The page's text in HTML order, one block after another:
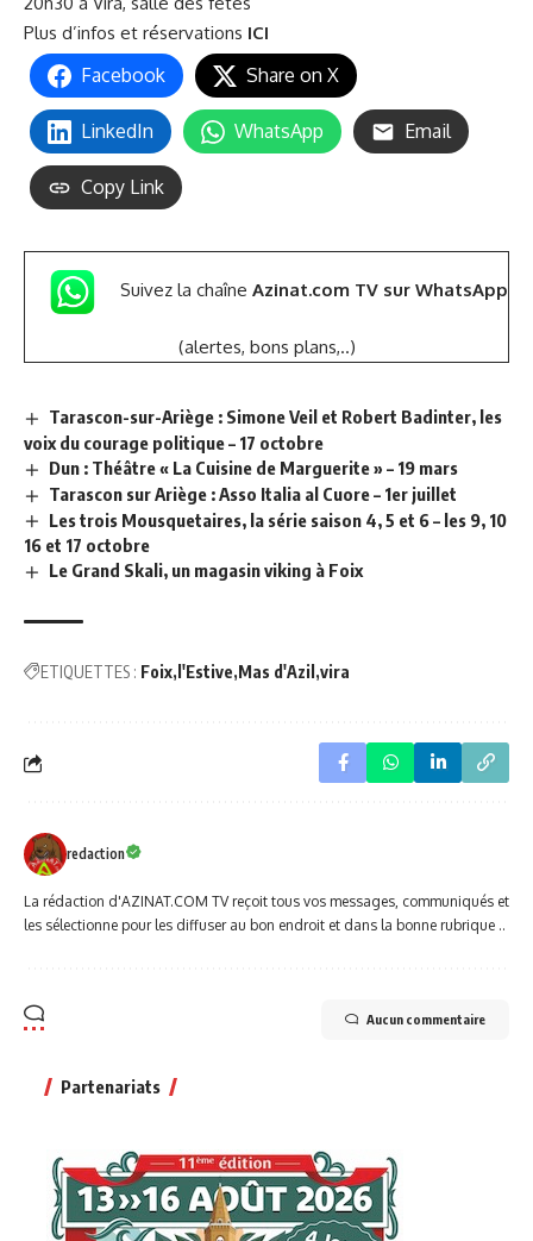
Plus d’infos et réservations ICI
Facebook Share on X
LinkedIn WhatsApp Email
Copy Link
Suivez la chaîne Azinat.com TV sur WhatsApp
(alertes, bons plans,..)
Tarascon-sur-Ariège : Simone Veil et Robert Badinter, les
voix du courage politique – 17 octobre
Dun : Théâtre « La Cuisine de Marguerite » – 19 mars
Tarascon sur Ariège : Asso Italia al Cuore – 1er juillet
Les trois Mousquetaires, la série saison 4, 5 et 6 – les 9, 10
16 et 17 octobre
Le Grand Skali, un magasin viking à Foix
ETIQUETTES : Foix l'Estive Mas d'Azil vira
redaction
La rédaction d'AZINAT.COM TV reçoit tous vos messages, communiqués et
les sélectionne pour les diffuser au bon endroit et dans la bonne rubrique ..
Aucun commentaire
Partenariats